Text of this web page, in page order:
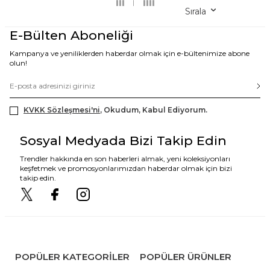
Sırala
E-Bülten Aboneliği
Kampanya ve yeniliklerden haberdar olmak için e-bültenimize abone
olun!
KVKK Sözleşmesi'ni, Okudum, Kabul Ediyorum.
Sosyal Medyada Bizi Takip Edin
Trendler hakkında en son haberleri almak, yeni koleksiyonları
keşfetmek ve promosyonlarımızdan haberdar olmak için bizi
takip edin.
POPÜLER KATEGORILER POPÜLER ÜRÜNLER